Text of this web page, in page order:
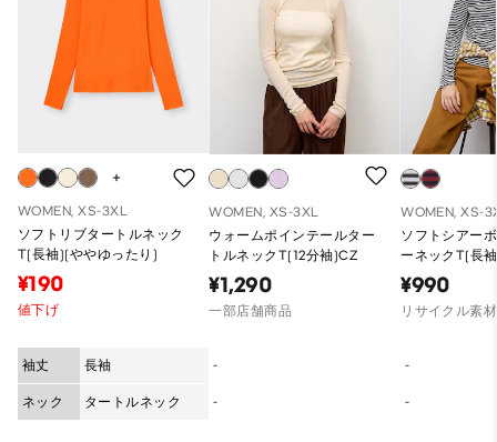
WOMEN, XS-3XL
ソフトリブタートルネック
T(長袖)(ややゆったり)
¥190
値下げ
袖丈 長袖
ネック タートルネック
WOMEN, XS-3XL
ウォームポインテールター
トルネックT(12分袖)CZ
¥1,290
一部店舗商品
-
-
WOMEN, XS-
ソフトシアー
ーネックT(長
¥990
リサイクル素材
-
-